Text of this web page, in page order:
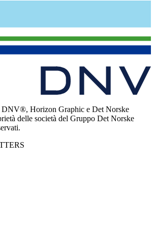
Horizon Graphic e Det Norske
delle società del Gruppo Det Norske